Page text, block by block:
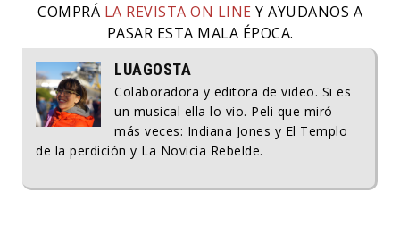
COMPRÁ LA REVISTA ON LINE Y AYUDANOS A
PASAR ESTA MALA ÉPOCA.
LUAGOSTA
Colaboradora y editora de video. Si es
un musical ella lo vio. Peli que miró
más veces: Indiana Jones y El Templo
de la perdición y La Novicia Rebelde.